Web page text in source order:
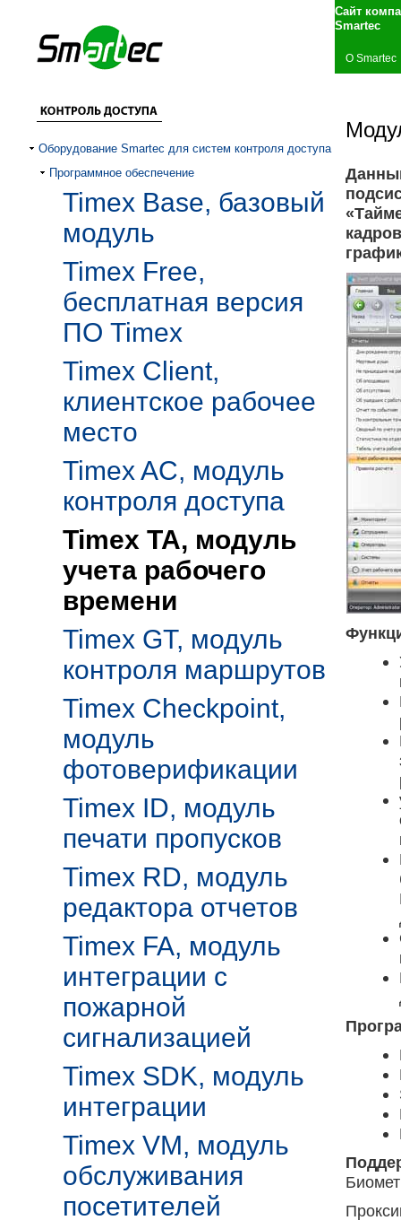
Сайт
Smartec
О Smartec
Оборудование Smartec для систем контроля доступа
Программное обеспечение
Timex Base, базовый
модуль
Timex Free,
бесплатная версия
ПО Timex
Timex Client,
клиентское рабочее
место
Timex AC, модуль
контроля доступа
Timex TA, модуль
учета рабочего
времени
Timex GT, модуль
контроля маршрутов
Timex Checkpoint,
модуль
фотоверификации
Timex ID, модуль
печати пропусков
Timex RD, модуль
редактора отчетов
Timex FA, модуль
интеграции с
пожарной
сигнализацией
Timex SDK, модуль
интеграции
Timex VM, модуль
обслуживания
посетителей